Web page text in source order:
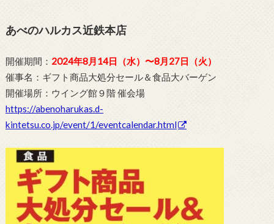
あべのハルカス近鉄本店
開催期間： 2024年8月14日（水）〜8月27日（火）
催事名：ギフト商品大処分セール＆食品大バーゲン
開催場所：ウイング館９階 催会場
https://abenoharukas.d-
kintetsu.co.jp/event/1/eventcalendar.html